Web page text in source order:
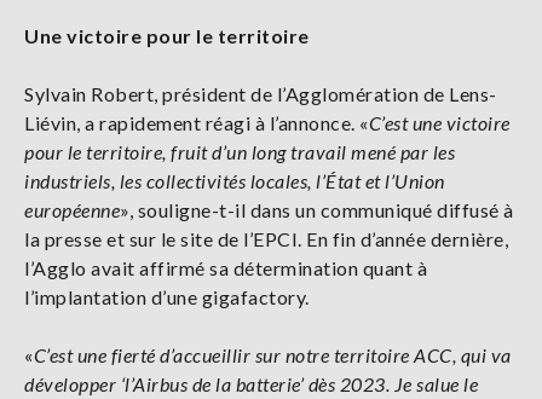
Une victoire pour le territoire
Sylvain Robert, président de l’Agglomération de Lens-
Liévin, a rapidement réagi à l’annonce. «C’est une victoire
pour le territoire, fruit d’un long travail mené par les
industriels, les collectivités locales, l’État et l’Union
européenne», souligne-t-il dans un communiqué diffusé à
la presse et sur le site de l’EPCI. En fin d’année dernière,
l’Agglo avait affirmé sa détermination quant à
l’implantation d’une gigafactory.
«C’est une fierté d’accueillir sur notre territoire ACC, qui va
développer ‘l’Airbus de la batterie’ dès 2023. Je salue le